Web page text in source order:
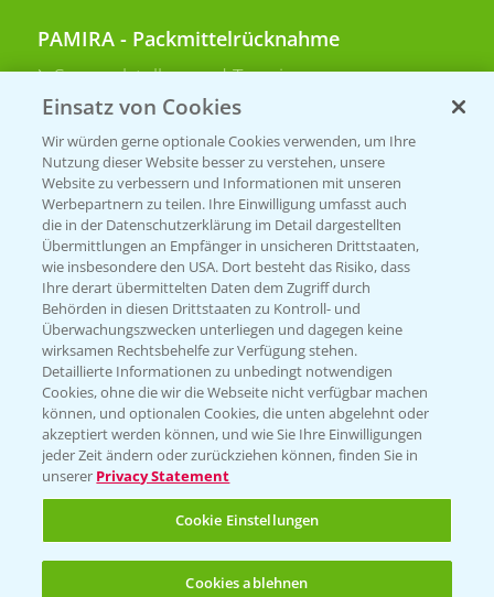
PAMIRA - Packmittelrücknahme
Sammelstellen und Termine
PRE - Chemikalien sicher entsorgen
Sammelstellen und Termine
Kontakt & Notfall
Beratung auf WhatsApp
T.+49 (0)174 346 564 1
KONTAKT
Hilfe in Notfällen
T.+49 (0)214/30-20220
Einsatz von Cookies
Wir würden gerne optionale Cookies verwenden, um Ihre
Nutzung dieser Website besser zu verstehen, unsere
Website zu verbessern und Informationen mit unseren
Werbepartnern zu teilen. Ihre Einwilligung umfasst auch
die in der Datenschutzerklärung im Detail dargestellten
Übermittlungen an Empfänger in unsicheren Drittstaaten,
wie insbesondere den USA. Dort besteht das Risiko, dass
Ihre derart übermittelten Daten dem Zugriff durch
Behörden in diesen Drittstaaten zu Kontroll- und
Überwachungszwecken unterliegen und dagegen keine
wirksamen Rechtsbehelfe zur Verfügung stehen.
Detaillierte Informationen zu unbedingt notwendigen
Cookies, ohne die wir die Webseite nicht verfügbar machen
können, und optionalen Cookies, die unten abgelehnt oder
akzeptiert werden können, und wie Sie Ihre Einwilligungen
jeder Zeit ändern oder zurückziehen können, finden Sie in
unserer Privacy Statement
Cookie Einstellungen
Cookies ablehnen